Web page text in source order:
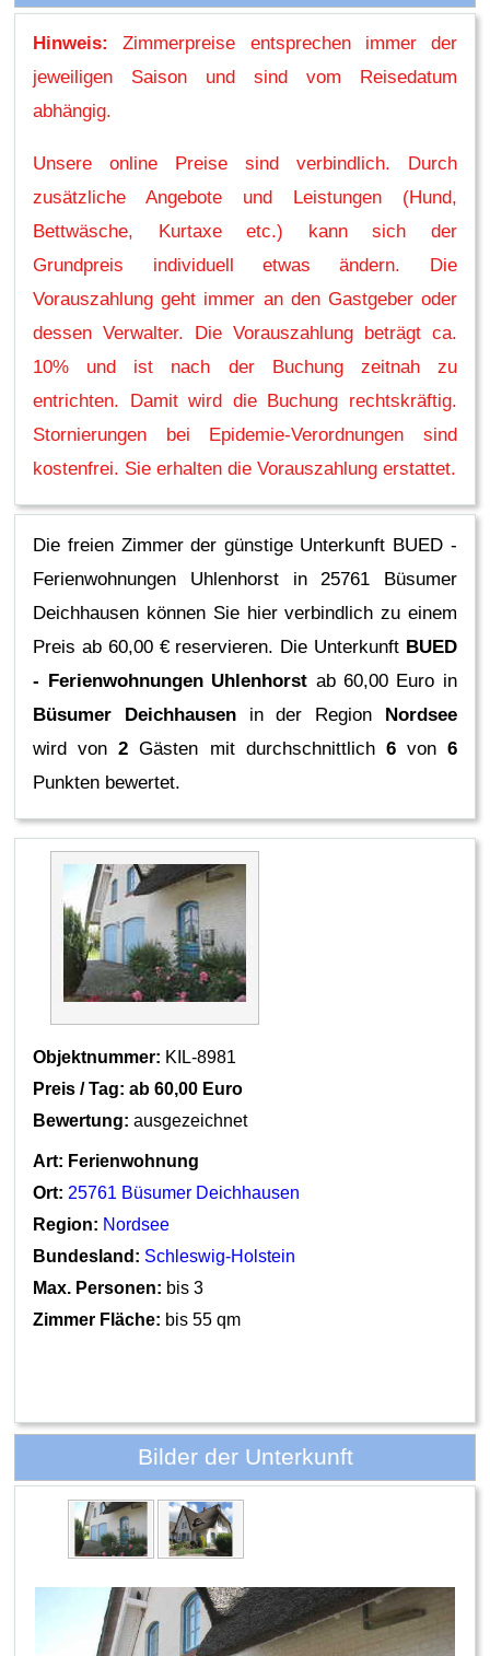
Hinweis:
Zimmerpreise entsprechen immer der
jeweiligen Saison und sind vom Reisedatum
abhängig.
Unsere online Preise sind verbindlich. Durch
zusätzliche Angebote und Leistungen (Hund,
Bettwäsche, Kurtaxe etc.) kann sich der
Grundpreis individuell etwas ändern. Die
Vorauszahlung geht immer an den Gastgeber oder
dessen Verwalter. Die Vorauszahlung beträgt ca.
10% und ist nach der Buchung zeitnah zu
entrichten. Damit wird die Buchung rechtskräftig.
Stornierungen bei Epidemie-Verordnungen sind
kostenfrei. Sie erhalten die Vorauszahlung erstattet.
Die freien Zimmer der günstige Unterkunft BUED -
Ferienwohnungen Uhlenhorst in 25761 Büsumer
Deichhausen können Sie hier verbindlich zu einem
Preis ab 60,00 € reservieren. Die Unterkunft BUED
- Ferienwohnungen Uhlenhorst ab 60,00 Euro in
Büsumer Deichhausenin der Region Nordsee
wird von2 Gästen mit durchschnittlich 6von 6
Punkten bewertet.
Objektnummer: KIL-8981
Preis / Tag: ab 60,00 Euro
Bewertung: ausgezeichnet
Art: Ferienwohnung
Ort: 25761 Büsumer Deichhausen
Region: Nordsee
Bundesland: Schleswig-Holstein
Max. Personen: bis 3
Zimmer Fläche: bis 55 qm
Bilder der Unterkunft